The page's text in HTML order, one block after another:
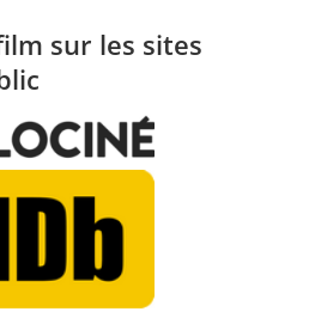
sur les sites